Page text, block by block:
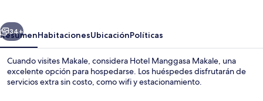
Siguiente
34+
ResumenHabitacionesUbicaciónPolíticas
Cuando visites Makale, considera Hotel Manggasa Makale, una
excelente opción para hospedarse. Los huéspedes disfrutarán de
servicios extra sin costo, como wifi y estacionamiento.